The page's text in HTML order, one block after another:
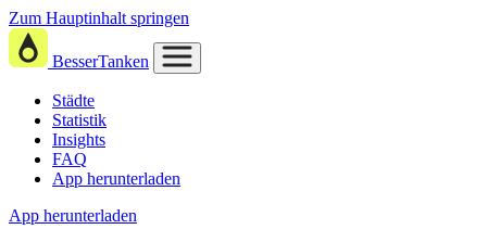
Zum Hauptinhalt springen
BesserTanken
Städte
Statistik
Insights
FAQ
App herunterladen
App herunterladen